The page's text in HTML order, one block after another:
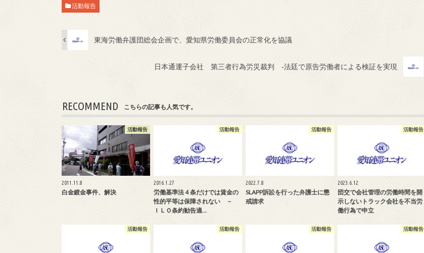
活動報告
東海労働弁護団総会企画で、愛知県労働委員会の正常化を協議
日本通運子会社 第三者行為労災裁判 ‐法廷で原告労働者による検証を実現
RECOMMEND こちらの記事も人気です。
活動報告
2011.11.8
白金鍍金事件、解決
活動報告
2016.1.27
労働基準法４条だけでは賃金の
性的平等は保障されない －
ＩＬＯ条約勧告適…
活動報告
2022.7.8
SLAPP訴訟を行った弁護士に懲
戒請求
活動報告
2023.6.12
団交で会社管理の労働時間を開
示しないトラック会社を不当労
働行為で申立
活動報告 活動報告 活動報告 活動報告